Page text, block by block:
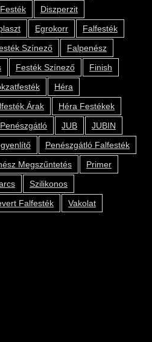
Diszperzit
Egrokorr
Falfesték
Színező
Falpenész
Festék Színező
Finish
Héra
Árak
Héra Festékek
JUB
JUBIN
Penészgátló Falfesték
Megszűntetés
Primer
Szilikonos
Falfesték Vakolat